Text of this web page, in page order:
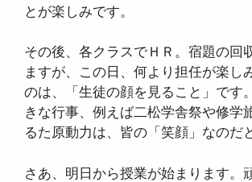
とが楽しみです。
その後、各クラスでＨＲ。宿題の回
ますが、この日、何より担任が楽し
のは、「生徒の顔を見ること」です
きな行事、例えば二松学舎祭や修学
るた原動力は、皆の「笑顔」なのだ
さあ、明日から授業が始まります。